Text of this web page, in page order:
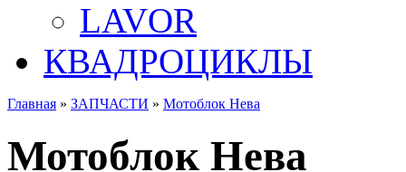
LAVOR
КВАДРОЦИКЛЫ
Главная » ЗАПЧАСТИ » Мотоблок Нева
Мотоблок Нева